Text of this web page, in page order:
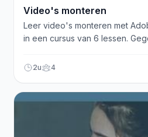
Video's monteren
Leer video's monteren met
in een cursus van 6 lessen.
2u 4